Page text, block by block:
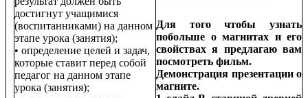
достигнут учащимися
(воспитанниками) на данном
этапе урока (занятия);
• определение целей и задач,
которые ставит перед собой
педагог на данном этапе
урока (занятия);
Для того чтобы узнать
побольше о магнитах и его
свойствах я предлагаю вам
посмотреть фильм.
Демонстрация презентации о
магните.